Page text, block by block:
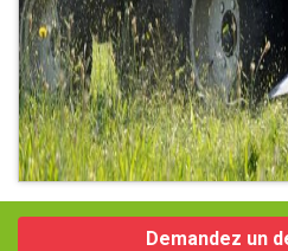
Demandez un